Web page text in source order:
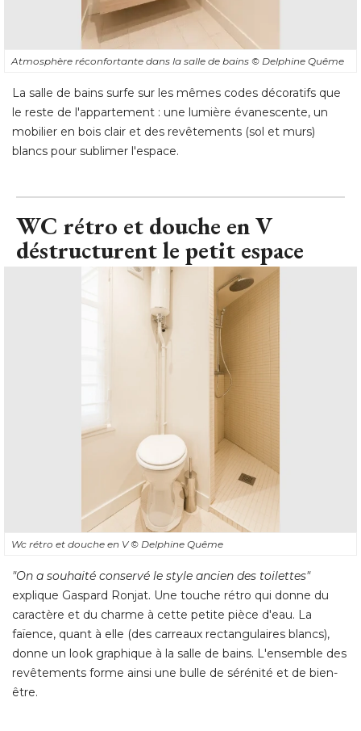
Atmosphère réconfortante dans la salle de bains © Delphine Quême
La salle de bains surfe sur les mêmes codes décoratifs que
le reste de l'appartement : une lumière évanescente, un
mobilier en bois clair et des revêtements (sol et murs)
blancs pour sublimer l'espace.
WC rétro et douche en V
déstructurent le petit espace
Wc rétro et douche en V© Delphine Quême
"On a souhaité conservé le style ancien des toilettes"
explique Gaspard Ronjat. Une touche rétro qui donne du
caractère et du charme à cette petite pièce d'eau. La
faïence, quant à elle (des carreaux rectangulaires blancs),
donne un look graphique à la salle de bains. L'ensemble des
revêtements forme ainsi une bulle de sérénité et de bien-
être.